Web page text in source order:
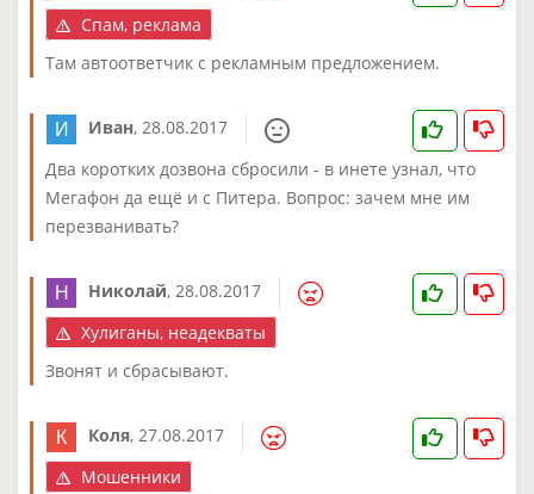
Спам, реклама
Там автоответчик с рекламным предложением.
Иван, 28.08.2017
Два коротких дозвона сбросили - в инете узнал, что
Мегафон да ещё и с Питера. Вопрос: зачем мне им
перезванивать?
Николай, 28.08.2017
Хулиганы, неадекваты
Звонят и сбрасывают.
Коля, 27.08.2017
Мошенники